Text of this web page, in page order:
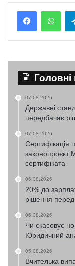
07.08.2026
Державні
передбачає
07.08.2026
Сертифікація
законопроєкт
сертифіката
06.08.2026
20% до
рішення
06.08.2026
Чи скасовує
Юридичний
05.08.2026
Вчителька